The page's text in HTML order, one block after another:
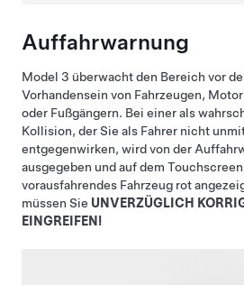
Auffahrwarnung
Model 3 überwacht den Bereich vor
Vorhandensein von Fahrzeugen,
oder Fußgängern. Bei einer als
Kollision, der Sie als Fahrer nicht
entgegenwirken, wird von der
ausgegeben und aufdem Touchscreen
vorausfahrendes Fahrzeug rot
müssen Sie UNVERZÜGLICH
EINGREIFEN!